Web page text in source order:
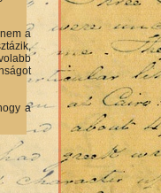
a
a